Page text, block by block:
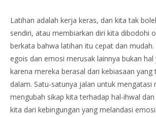
Latihan adalah kerja keras, dan kita tak
sendiri, atau membiarkan diri kita dibodohi
berkata bahwa latihan itu cepat dan
egois dan emosi merusak lainnya bukan hal
karena mereka berasal dari kebiasaan
dalam. Satu-satunya jalan untuk mengatasi
mengubah sikap kita terhadap hal-ihwal
kita dari kebingungan yang melandasi